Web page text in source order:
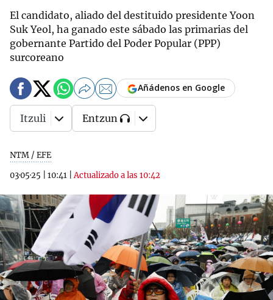
El candidato, aliado del destituido presidente Yoon
Suk Yeol, ha ganado este sábado las primarias del
gobernante Partido del Poder Popular (PPP)
surcoreano
NTM / EFE
03·05·25
10:41 |Actualizado a las 10:42
Añádenos en Google
Itzuli Entzun